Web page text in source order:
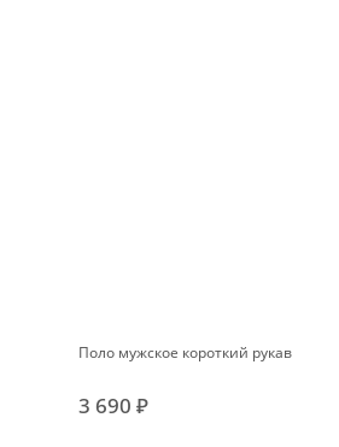
Поло мужское короткий рукав
3 690 ₽